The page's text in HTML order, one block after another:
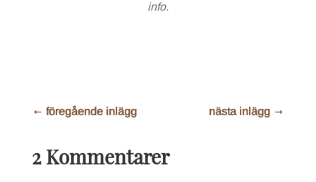
info.
← föregående inlägg nästa inlägg →
2 Kommentarer